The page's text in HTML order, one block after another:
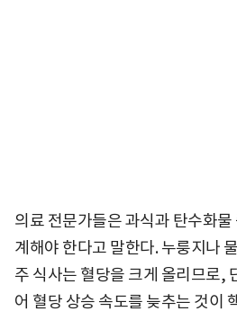
의료 전문가들은 과식과 탄수화
계해야 한다고 말한다. 누룽지나
주 식사는 혈당을 크게 올리므로,
어 혈당 상승 속도를 늦추는 것이